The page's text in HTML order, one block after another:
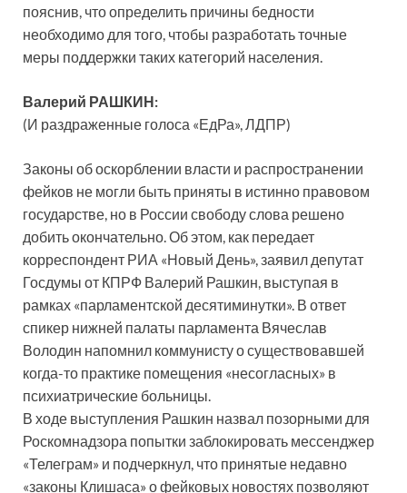
пояснив, что определить причины бедности
необходимо для того, чтобы разработать точные
меры поддержки таких категорий населения.
Валерий РАШКИН:
(И раздраженные голоса «ЕдРа», ЛДПР)
Законы об оскорблении власти и распространении
фейков не могли быть приняты в истинно правовом
государстве, но в России свободу слова решено
добить окончательно. Об этом, как передает
корреспондент РИА «Новый День», заявил депутат
Госдумы от КПРФ Валерий Рашкин, выступая в
рамках «парламентской десятиминутки». В ответ
спикер нижней палаты парламента Вячеслав
Володин напомнил коммунисту о существовавшей
когда-то практике помещения «несогласных» в
психиатрические больницы.
В ходе выступления Рашкин назвал позорными для
Роскомнадзора попытки заблокировать мессенджер
«Телеграм» и подчеркнул, что принятые недавно
«законы Клишаса» о фейковых новостях позволяют